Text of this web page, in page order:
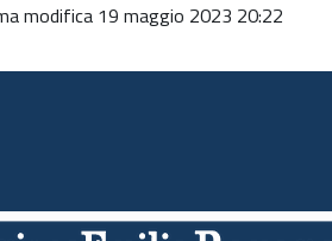
modifica 19 maggio 2023 20:22